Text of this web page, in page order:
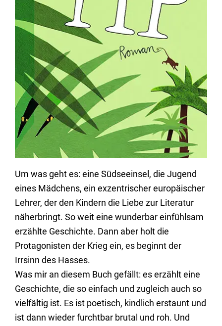
Um was geht es: eine Südseeinsel, die Jugend
eines Mädchens, ein exzentrischer europäischer
Lehrer, der den Kindern die Liebe zur Literatur
näherbringt. So weit eine wunderbar einfühlsam
erzählte Geschichte. Dann aber holt die
Protagonisten der Krieg ein, es beginnt der
Irrsinn des Hasses.
Was mir an diesem Buch gefällt: es erzählt eine
Geschichte, die so einfach und zugleich auch so
vielfältig ist. Es ist poetisch, kindlich erstaunt und
ist dann wieder furchtbar brutal und roh. Und